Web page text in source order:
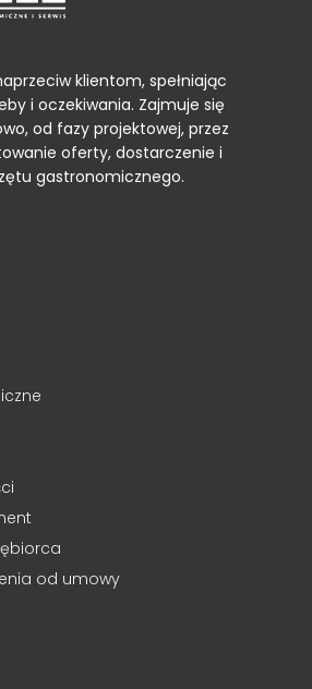
klientom, spełniając
i oczekiwania. Zajmuje się
od fazy projektowej, przez
oferty, dostarczenie i
gastronomicznego.
od umowy